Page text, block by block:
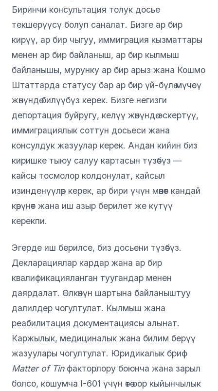
Биринчи консультация толук досье
текшерүүсү болуп саналат. Бизге ар бир
кирүү, ар бир чыгуу, иммиграция кызматтары
менен ар бир байланыш, ар бир кылмыш
байланышы, мурунку ар бир арыз жана Кошмо
Штаттарда статусу бар ар бир үй-бүлө мүчөсү
жөнүндө билүүбүз керек. Бизге негизги
депортация буйругу, келүү жөнүндө эскертүү,
иммиграциялык соттун досьеси жана
консулдук жазуулар керек. Андан кийин биз
киришке тыюу салуу картасын түзөбүз —
кайсы тосмолор колдонулат, кайсыл
изинденүүлөр керек, ар бири үчүн мөөнөт кандай
көрүнөт жана иш азыр берилет же күтүү
керекпи.
Эгерде иш берилсе, биз досьени түзөбүз.
Декларациялар кардар жана ар бир
квалификацияланган туугандар менен
даярдалат. Өлкөнүн шартына байланыштуу
далилдер чогултулат. Кылмыш жана
реабилитация документациясы алынат.
Каржылык, медициналык жана билим берүү
жазуулары чогултулат. Юридикалык бриф
Matter of Tinфакторлору боюнча жана зарыл
болсо, кошумча I-601 үчүн өтө оор кыйынчылык